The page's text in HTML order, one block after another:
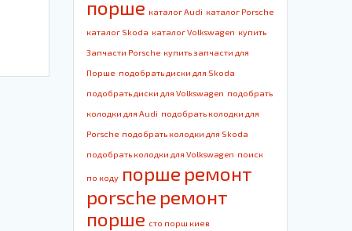
порше каталог Audi каталог Porsche
каталог Skoda каталог Volkswagen купить
Запчасти Porsche купить запчасти для
Порше подобрать диски для Skoda
подобрать диски для Volkswagen подобрать
колодки для Audi подобрать колодки для
Porsche подобрать колодки для Skoda
подобрать колодки для Volkswagen поиск
по коду порше ремонт
porsche ремонт
порше сто порш киев